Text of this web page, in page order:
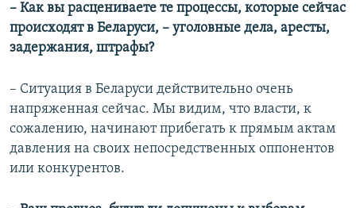
Auto 270p 360p 480p
360p
480p
1080p
– Как вы расцениваете те процессы, которые сейчас
происходят в Беларуси, – уголовные дела, аресты,
задержания, штрафы?
– Cитуация в Беларуси действительно очень
напряженная сейчас. Мы видим, что власти, к
сожалению, начинают прибегать к прямым актам
давления на своих непосредственных оппонентов
или конкурентов.